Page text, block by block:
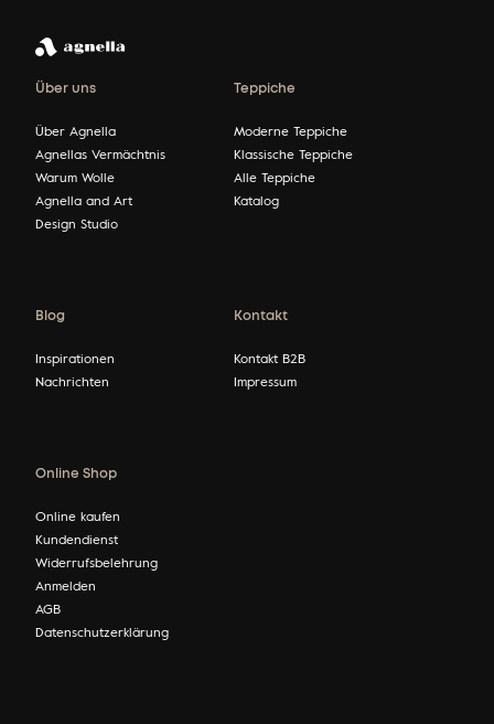
Über uns
Über Agnella
Agnellas Vermächtnis
Warum Wolle
Agnella and Art
Design Studio
Teppiche
Moderne Teppiche
Klassische Teppiche
Alle Teppiche
Katalog
Blog
Inspirationen
Nachrichten
Kontakt
Kontakt B2B
Impressum
Online Shop
Online kaufen
Kundendienst
Widerrufsbelehrung
Anmelden
AGB
Datenschutzerklärung